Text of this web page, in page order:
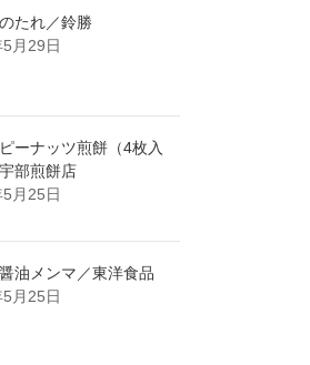
たれ／鈴勝
月29日
ーナッツ煎餅（4枚入
部煎餅店
月25日
油メンマ／東洋食品
月25日